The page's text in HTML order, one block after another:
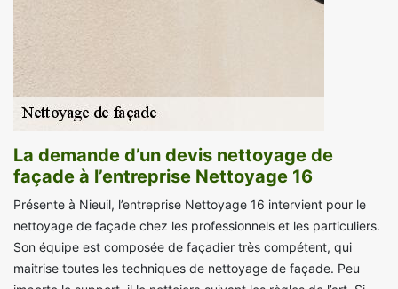
La demande d’un devis nettoyage de
façade à l’entreprise Nettoyage 16
Présente à Nieuil, l’entreprise Nettoyage 16 intervient pour le
nettoyage de façade chez les professionnels et les particuliers.
Son équipe est composée de façadier très compétent, qui
maitrise toutes les techniques de nettoyage de façade. Peu